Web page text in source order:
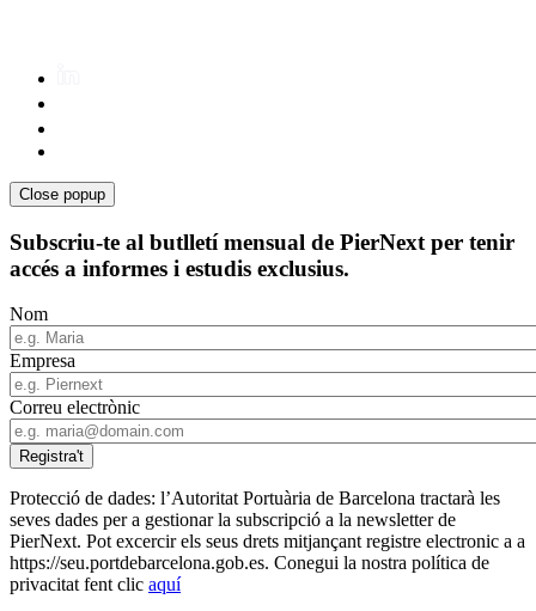
Close popup
Subscriu-te al butlletí mensual de PierNext per tenir
accés a informes i estudis exclusius.
Nom
Empresa
Correu electrònic
Protecció de dades: l’Autoritat Portuària de Barcelona tractarà les
seves dades per a gestionar la subscripció a la newsletter de
PierNext. Pot excercir els seus drets mitjançant registre electronic a a
https://seu.portdebarcelona.gob.es. Conegui la nostra política de
privacitat fent clic aquí